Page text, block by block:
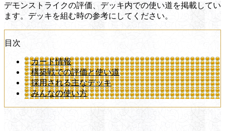
デモンストライクの評価、デッキ内での使い道を掲載してい
ます。デッキを組む時の参考にしてください。
目次
カード情報
構築戦での評価と使い道
採用される主なデッキ
みんなの使い方